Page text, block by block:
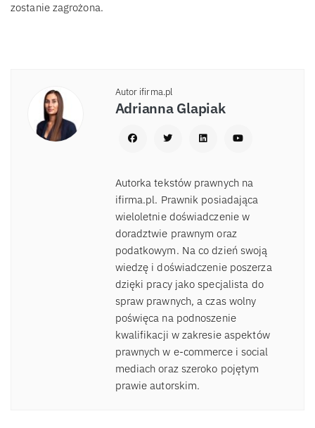
zostanie zagrożona.
Autor ifirma.pl
Adrianna Glapiak
Autorka tekstów prawnych na
ifirma.pl. Prawnik posiadająca
wieloletnie doświadczenie w
doradztwie prawnym oraz
podatkowym. Na co dzień swoją
wiedzę i doświadczenie poszerza
dzięki pracy jako specjalista do
spraw prawnych, a czas wolny
poświęca na podnoszenie
kwalifikacji w zakresie aspektów
prawnych w e-commerce i social
mediach oraz szeroko pojętym
prawie autorskim.